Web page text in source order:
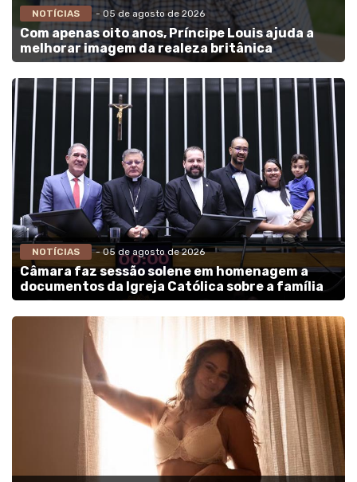
NOTÍCIAS - 05 de agosto de 2026
Com apenas oito anos, Príncipe Louis ajuda a
melhorar imagem da realeza britânica
NOTÍCIAS - 05 de agosto de 2026
Câmara faz sessão solene em homenagem a
documentos da Igreja Católica sobre a família